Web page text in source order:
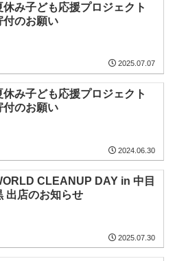
休み子ども応援プロジェクト
付のお願い
2025.07.07
休み子ども応援プロジェクト
付のお願い
2024.06.30
CLEANUP DAY in 中目
出店のお知らせ
2025.07.30